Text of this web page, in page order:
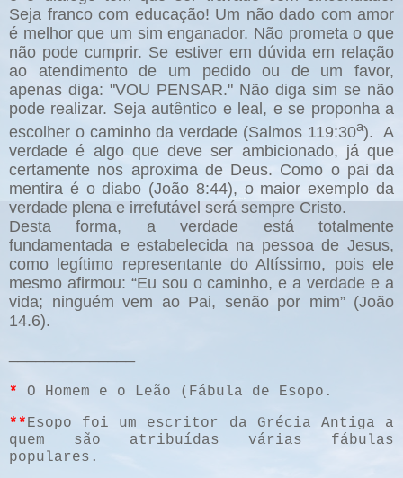
Seja franco com educação! Um não dado com amor
é melhor que um sim enganador. Não prometa o que
não pode cumprir. Se estiver em dúvida em relação
ao atendimento de um pedido ou de um favor,
apenas diga: "VOU PENSAR." Não diga sim se não
pode realizar. Seja autêntico e leal, e se proponha a
escolher o caminho da verdade (Salmos 119:30a). A
verdade é algo que deve ser ambicionado, já que
certamente nos aproxima de Deus. Como o pai da
mentira é o diabo (João 8:44), o maior exemplo da
verdade plena e irrefutável será sempre Cristo.
Desta forma, a verdade está totalmente
fundamentada e estabelecida na pessoa de Jesus,
como legítimo representante do Altíssimo, pois ele
mesmo afirmou: “Eu sou o caminho, e a verdade e a
vida; ninguém vem ao Pai, senão por mim” (João
14.6).
*
O Homem e o Leão (Fábula de Esopo.
**Esopo foi um escritor da Grécia Antiga a
quem são atribuídas várias fábulas
populares.